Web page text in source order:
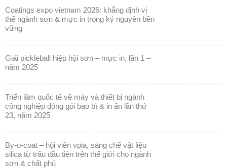
coatings expo vietnam 2026: khẳng định vị
thế ngành sơn & mực in trong kỷ nguyên bền
vững
giải pickleball hiệp hội sơn – mực in, lần 1 –
năm 2025
triển lãm quốc tế về máy và thiết bị ngành
công nghiệp đóng gói bao bì & in ấn lần thứ
23, năm 2025
by-o-coat – hội viên vpia, sáng chế vật liệu
silica từ trấu đầu tiên trên thế giới cho ngành
sơn & chất phủ